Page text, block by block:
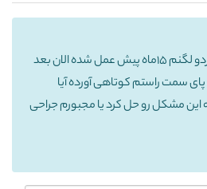
بنده دراثر سقوط از بلندی هردو لگنم 15ماه پیش عمل شده الان بعد
از رفع کلی مشکلات 4سانت پای سمت راستم کوتاهی آورده آیا
مشکل رو حل کرد یا مجبورم جراحی